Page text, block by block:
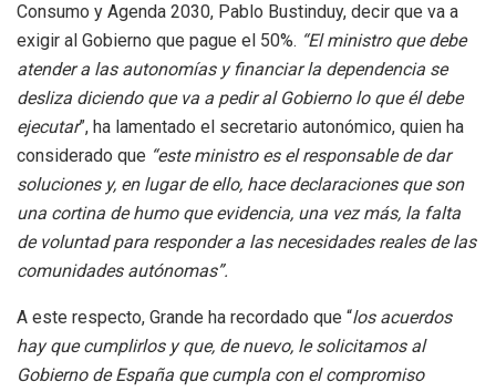
Consumo y Agenda 2030, Pablo Bustinduy, decir que va a
exigir al Gobierno que pague el 50%. “El ministro que debe
atender a las autonomías y financiar la dependencia se
desliza diciendo que va a pedir al Gobierno lo que él debe
ejecutar”, ha lamentado el secretario autonómico, quien ha
considerado que “este ministro es el responsable de dar
soluciones y, en lugar de ello, hace declaraciones que son
una cortina de humo que evidencia, una vez más, la falta
de voluntad para responder a las necesidades reales de las
comunidades autónomas”.
A este respecto, Grande ha recordado que “los acuerdos
hay que cumplirlos y que, de nuevo, le solicitamos al
Gobierno de España que cumpla con el compromiso